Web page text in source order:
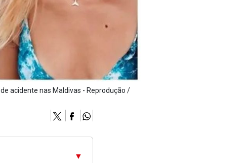
acidente nas Maldivas - Reprodução /
▼